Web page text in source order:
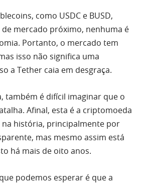
como USDC e BUSD,
mercado próximo, nenhuma é
Portanto, o mercado tem
isso não significa uma
a Tether caia em desgraça.
também é difícil imaginar que o
Afinal, esta é a criptomoeda
na história, principalmente por
mas mesmo assim está
há mais de oito anos.
podemos esperar é que a